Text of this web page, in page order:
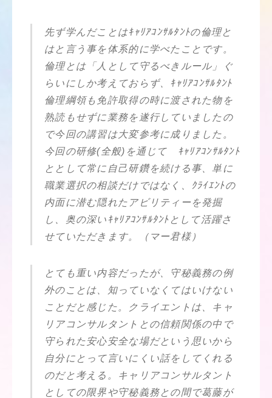
先ず学んだことはｷｬﾘｱｺﾝｻﾙﾀﾝﾄの倫理と
はと言う事を体系的に学べたことです。
倫理とは「人として守るべきルール」ぐ
らいにしか考えておらず、ｷｬﾘｱｺﾝｻﾙﾀﾝﾄ
倫理綱領も免許取得の時に渡された物を
熟読もせずに業務を遂行していましたの
で今回の講習は大変参考に成りました。
今回の研修(全般)を通じて ｷｬﾘｱｺﾝｻﾙﾀﾝﾄ
ととして常に自己研鑽を続ける事、単に
職業選択の相談だけではなく、ｸﾗｲｴﾝﾄの
内面に潜む隠れたアビリティーを発掘
し、奥の深いｷｬﾘｱｺﾝｻﾙﾀﾝﾄとして活躍さ
せていただきます。（マー君様）
とても重い内容だったが、守秘義務の例
外のことは、知っていなくてはいけない
ことだと感じた。クライエントは、キャ
リアコンサルタントとの信頼関係の中で
守られた安心安全な場だという思いから
自分にとって言いにくい話をしてくれる
のだと考える。キャリアコンサルタント
としての限界や守秘義務との間で葛藤が